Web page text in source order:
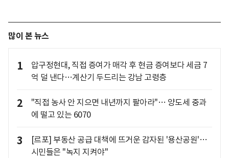
많이 본 뉴스
1
압구정현대, 직접 증여가 매각 후 현금 증여보다 세금 7
억 덜 낸다…계산기 두드리는 강남 고령층
2
"직접 농사 안 지으면 내년까지 팔아라"… 양도세 중과
에 떨고 있는 6070
3
[르포] 부동산 공급 대책에 뜨거운 감자된 '용산공원'…
시민들은 "녹지 지켜야"